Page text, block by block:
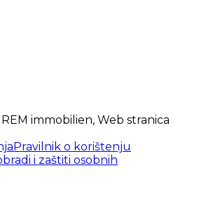
immobilien, Web stranica
Pravilnik o korištenju
i zaštiti osobnih